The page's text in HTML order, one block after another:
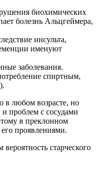
биохимических
болезнь Альцгеймера,
инсульта,
именуют
заболевания.
спиртным,
в любом возрасте, но
проблем с сосудами
в преклонном
его проявлениями.
старческого